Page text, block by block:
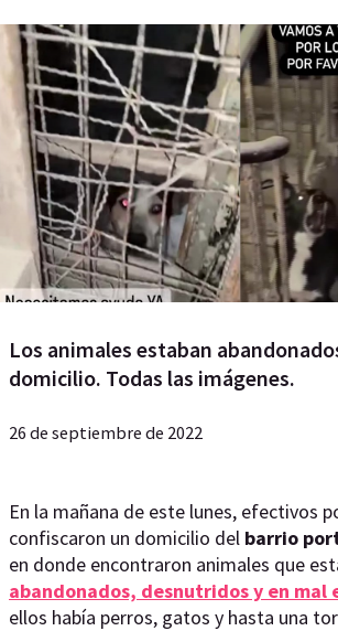
Los animales estaban
domicilio. Todas las imágenes.
26 de septiembre de 2022
En la mañana de este lunes, efectivos
confiscaron un domicilio del barrio
en donde encontraron animales que
abandonados, desnutridos y en mal
ellos había perros, gatos y hasta una